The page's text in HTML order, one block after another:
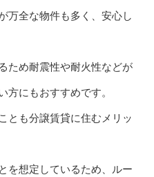
万全な物件も多く、安心し
ため耐震性や耐火性などが
方にもおすすめです。
とも分譲賃貸に住むメリッ
を想定しているため、ルー